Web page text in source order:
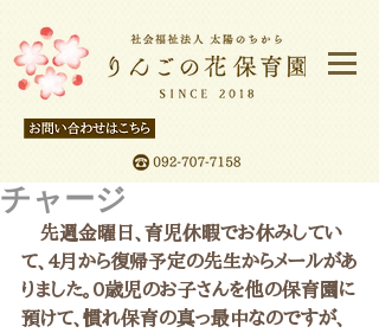
チャージ
先週金曜日、育児休暇でお休みしてい
て、4月から復帰予定の先生からメールがあ
りました。0歳児のお子さんを他の保育園に
預けて、慣れ保育の真っ最中なのですが、